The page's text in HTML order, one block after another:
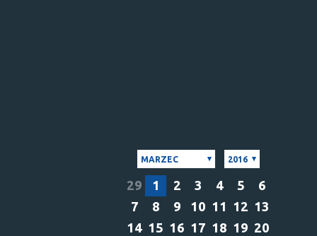
MARZEC 2016
29 1 2 3 4 5
6
7
8 9 10 11 12 13
14 15 16 17 18 19 20